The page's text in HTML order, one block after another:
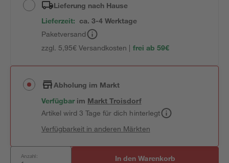
Lieferung nach Hause
Lieferzeit: ca. 3-4 Werktage
Paketversand
zzgl. 5,95€ Versandkosten | frei ab 59€
Abholung im Markt
Verfügbar im MarktTroisdorf
Artikel wird 3 Tage für dich hinterlegt
Verfügbarkeit in anderen Märkten
Anzahl: In den Warenkorb